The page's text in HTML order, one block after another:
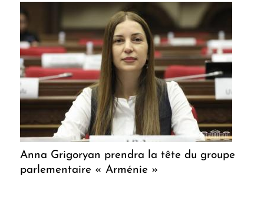
Anna Grigoryan prendra la tête du groupe
parlementaire « Arménie »